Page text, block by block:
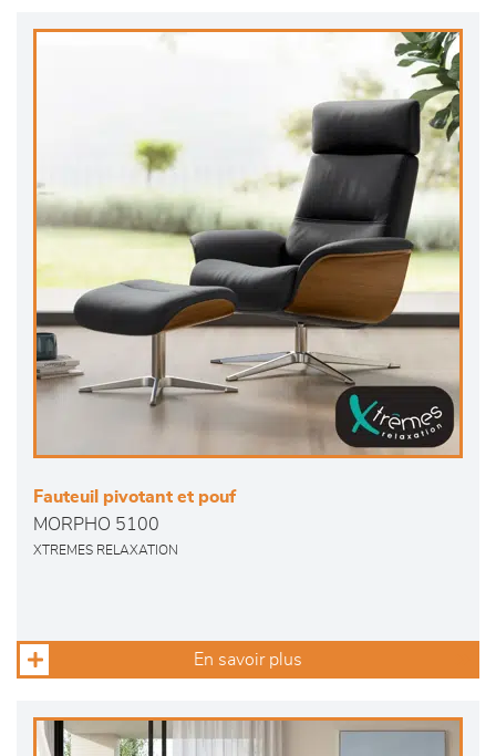
Fauteuil pivotant et pouf
MORPHO 5100
XTREMES RELAXATION
En savoir plus